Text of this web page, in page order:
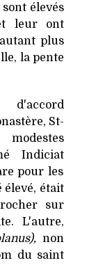
élevés
leur ont
plus
la pente
d'accord
St-
Indiciat
pour les
élevé, était
sur
L'autre,
non
du saint